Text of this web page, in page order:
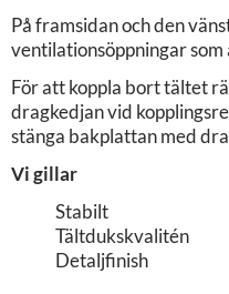
På framsidan och den
ventilationsöppningar
För att koppla bort tältet
dragkedjan vid
stänga bakplattan med
Vi gillar
Stabilt
Tältdukskvalitén
Detaljfinish